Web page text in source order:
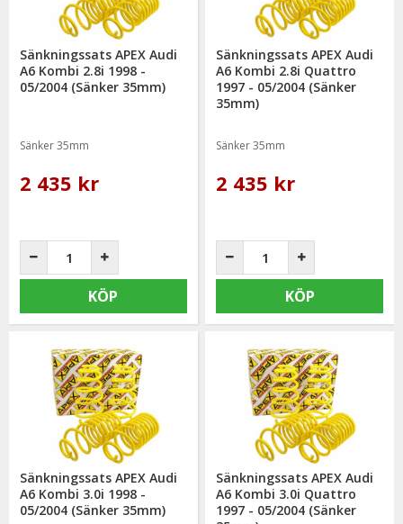
Sänkningssats APEX Audi
A6 Kombi 2.8i 1998 -
05/2004 (Sänker 35mm)
Sänker 35mm
2 435 kr
KÖP
Sänkningssats APEX Audi
A6 Kombi 2.8i Quattro
1997 - 05/2004 (Sänker
35mm)
Sänker 35mm
2 435 kr
KÖP
Sänkningssats APEX Audi
A6 Kombi 3.0i 1998 -
05/2004 (Sänker 35mm)
Sänkningssats APEX Audi
A6 Kombi 3.0i Quattro
1997 - 05/2004 (Sänker